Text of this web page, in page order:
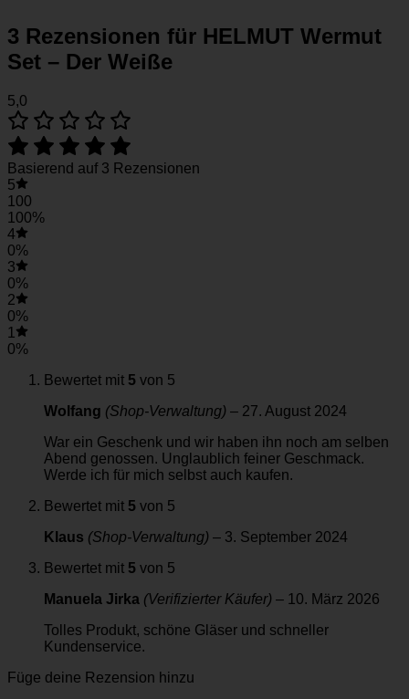
3 Rezensionen für HELMUT Wermut
Set – Der Weiße
5,0
Basierend auf 3 Rezensionen
5
100
100%
4
0%
3
0%
2
0%
1
0%
Bewertet mit 5 von 5
Wolfang (Shop-Verwaltung) – 27. August 2024
War ein Geschenk und wir haben ihn noch am selben
Abend genossen. Unglaublich feiner Geschmack.
Werde ich für mich selbst auch kaufen.
Bewertet mit 5 von 5
Klaus (Shop-Verwaltung) – 3. September 2024
Bewertet mit 5 von 5
Manuela Jirka (Verifizierter Käufer) – 10. März 2026
Tolles Produkt, schöne Gläser und schneller
Kundenservice.
Füge deine Rezension hinzu